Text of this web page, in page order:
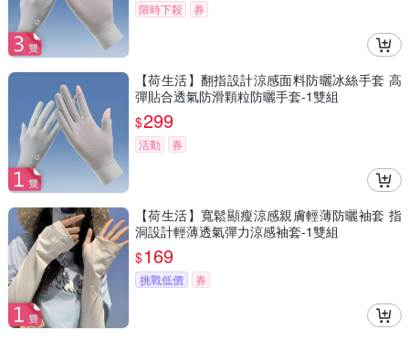
限時下殺 券
【荷生活】翻指設計涼感面料防曬冰絲手套 高
彈貼合透氣防滑顆粒防曬手套-1雙組
$299
活動 券
【荷生活】寬鬆顯瘦涼感親膚輕薄防曬袖套 指
洞設計輕薄透氣彈力涼感袖套-1雙組
$169
挑戰低價 券